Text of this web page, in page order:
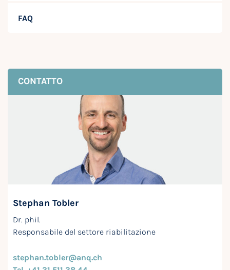
FAQ
CONTATTO
Stephan Tobler
Dr. phil.
Responsabile del settore riabilitazione
stephan.tobler@anq.ch